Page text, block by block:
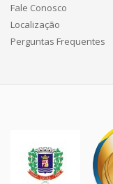
Fale Conosco
Localização
Perguntas Frequentes